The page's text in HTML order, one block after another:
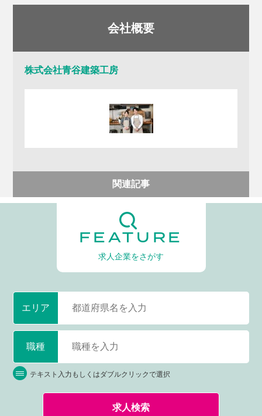
会社概要
株式会社青谷建築工房
関連記事
FEATURE
求人企業をさがす
エリア
テキスト入力もしくはダブルクリックで選択
職種
求人検索